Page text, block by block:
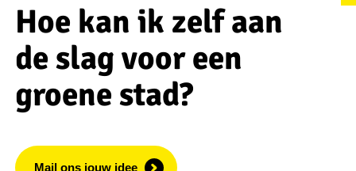
Hoe kan ik zelf aan
de slag voor een
groene stad?
Mail ons jouw idee